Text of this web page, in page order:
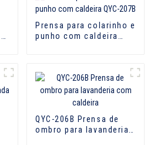
Prensa para colarinho e
punho com caldeira
QYC-206B Prensa de
ombro para lavanderia